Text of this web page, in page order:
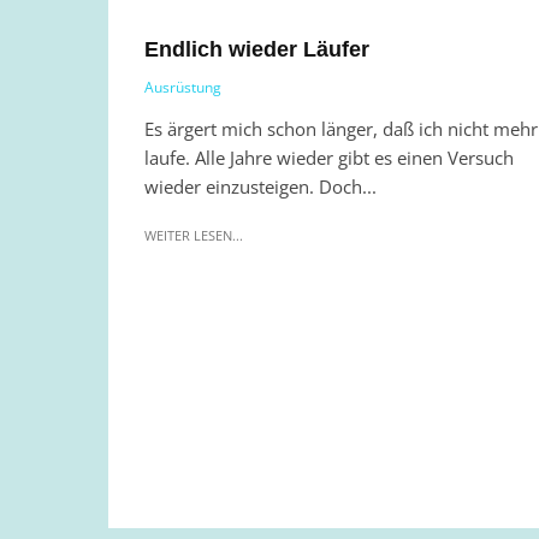
Endlich wieder Läufer
Ausrüstung
Es ärgert mich schon länger, daß ich nicht mehr
laufe. Alle Jahre wieder gibt es einen Versuch
wieder einzusteigen. Doch...
WEITER LESEN...